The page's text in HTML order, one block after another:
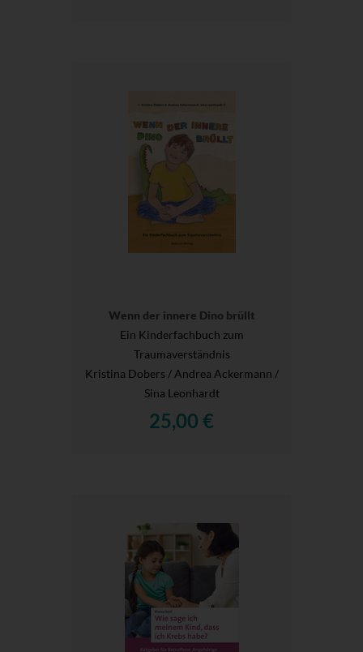
Wenn der innere Dino brüllt
Ein Kinderfachbuch zum
Traumaverständnis
Kristina Dobers / Andrea Ackermann /
Sina Leonhardt
25,00 €